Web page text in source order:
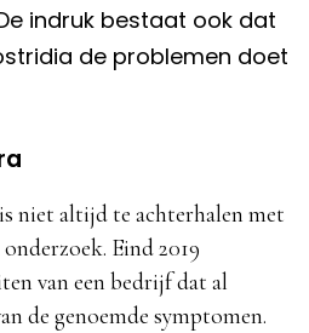
indruk bestaat ook dat
de problemen doet
niet altijd te achterhalen met
Eind 2019
van een bedrijf dat al
de genoemde symptomen.